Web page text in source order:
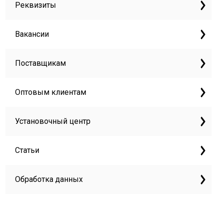
Реквизиты
Вакансии
Поставщикам
Оптовым клиентам
Установочный центр
Статьи
Обработка данных